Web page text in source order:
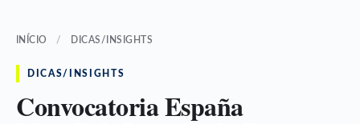
INÍCIO / DICAS/INSIGHTS
DICAS/INSIGHTS
Convocatoria España